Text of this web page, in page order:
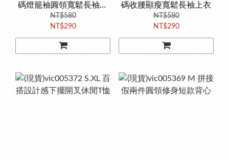
碼燈籠袖圓領寬鬆長袖上
衣
NT$580
NT$290
碼收腰顯瘦寬鬆長袖上衣
NT$580
NT$290